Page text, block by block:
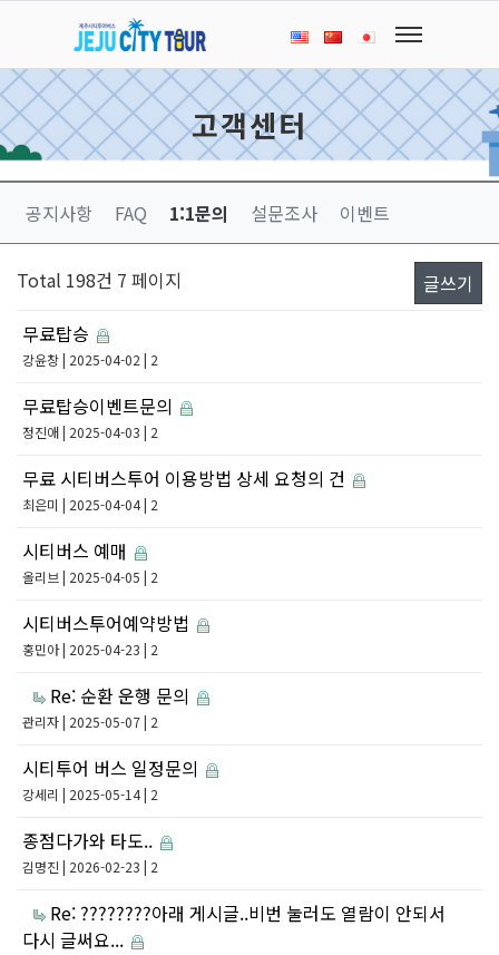
고객센터
공지사항 FAQ 1:1문의 설문조사 이벤트
Total 198건 7 페이지
글쓰기
무료탑승
강윤창| 2025-04-02 | 2
무료탑승이벤트문의
정진애| 2025-04-03 | 2
무료 시티버스투어 이용방법 상세 요청의 건
최은미 | 2025-04-04 | 2
시티버스 예매
올리브 | 2025-04-05 | 2
시티버스투어예약방법
홍민아| 2025-04-23 | 2
Re: 순환 운행 문의
관리자| 2025-05-07 | 2
시티투어 버스 일정문의
강세리 | 2025-05-14 | 2
종점다가와 타도..
김명진 | 2026-02-23 | 2
Re: ????????아래 게시글..비번 눌러도 열람이 안되서
다시 글써요...